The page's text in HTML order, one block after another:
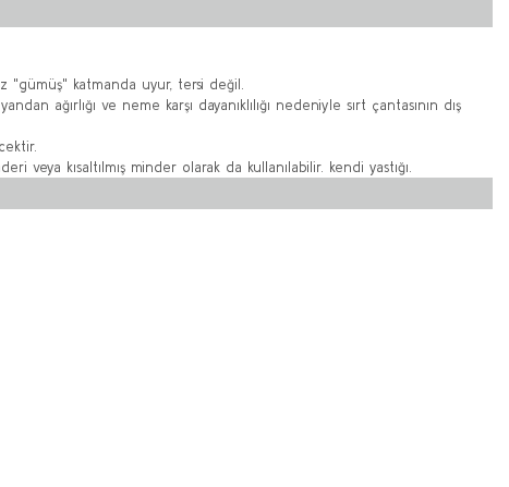
"gümüş" katmanda uyur, tersi değil.
ağırlığı ve neme karşı dayanıklılığı nedeniyle sırt çantasının dış
veya kısaltılmış minder olarak da kullanılabilir. kendi yastığı.